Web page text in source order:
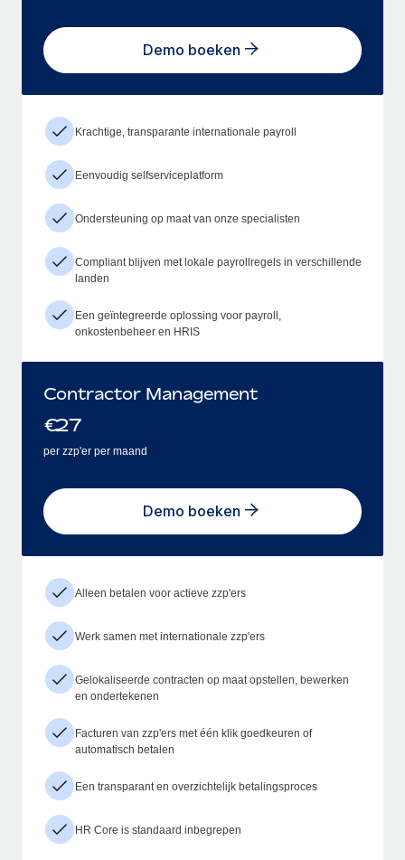
Demo boeken
Krachtige, transparante internationale payroll
Eenvoudig selfserviceplatform
Ondersteuning op maat van onze specialisten
Compliant blijven met lokale payrollregels in verschillende
landen
Een geïntegreerde oplossing voor payroll,
onkostenbeheer en HRIS
Contractor Management
€27
per zzp'er per maand
Demo boeken
Alleen betalen voor actieve zzp'ers
Werk samen met internationale zzp'ers
Gelokaliseerde contracten op maat opstellen, bewerken
en ondertekenen
Facturen van zzp'ers met één klik goedkeuren of
automatisch betalen
Een transparant en overzichtelijk betalingsproces
HR Core is standaard inbegrepen